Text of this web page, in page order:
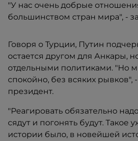
"У нас очень добрые
большинством стран мира", -
Говоря о Турции, Путин
остается другом для Анкары,
отдельными политиками. "Но
спокойно, без всяких рывков",
президент.
"Реагировать обязательно
сядут и погонять будут. Такое
истории было, в новейшей